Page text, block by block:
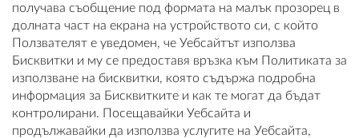
получава съобщение под формата на малък прозорец в
долната част на екрана на устройството си, с който
Ползвателят е уведомен, че Уебсайтът използва
Бисквитки и му се предоставя връзка към Политиката за
използване на бисквитки, която съдържа подробна
информация за Бисквитките и как те могат да бъдат
контролирани. Посещавайки Уебсайта и
продължавайки да използва услугите на Уебсайта,